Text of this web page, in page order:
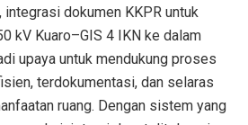
integrasi dokumen KKPR untuk
kV Kuaro–GIS 4 IKN ke dalam
upaya untuk mendukung proses
terdokumentasi, dan selaras
ruang. Dengan sistem yang